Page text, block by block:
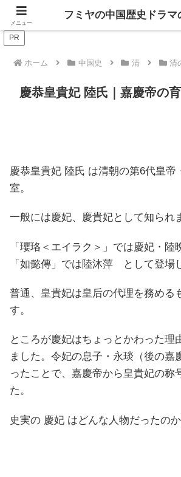
ドラマは歴史を知るともっと面
PR
ホーム 中国史 清 清
慶恭皇貴妃 陸氏｜嘉慶帝の
慶恭皇貴妃 陸氏 は清朝の第6代皇帝
室。
一般には慶妃、慶貴妃として知られ
「瓔珞＜エイラク＞」では慶妃・陸
「如懿傳」では陸沐萍 として登場
普通、皇貴妃は皇后の代理を務める
す。
ところが慶妃はちょっとかわった理
ました。令妃の息子・永琰（後の嘉
ったことで、嘉慶帝から皇貴妃の称
た。
史実の 慶妃 はどんな人物だったのか
メニュー
フミヤの中国歴史ドラマ